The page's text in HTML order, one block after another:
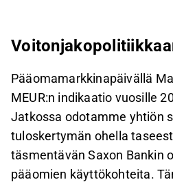
Pääomamarkkinapäivällä
MEUR:n indikaatio vuosille
Jatkossa odotamme yhtiön
tuloskertymän ohella
täsmentävän Saxon Bankin
pääomien käyttökohteita.